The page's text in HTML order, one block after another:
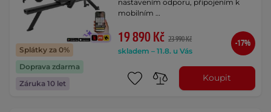
Splátky za 0%
Doprava zdarma
Záruka 10 let
nastavením odporu, připojením k
mobilním …
19 890 Kč 23 990 Kč
skladem – 11.8. u Vás
-17%
Koupit